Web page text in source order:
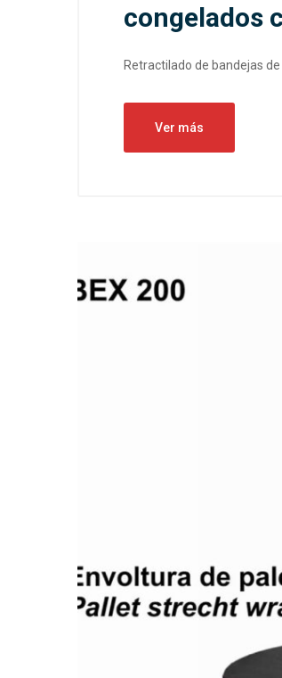
congelados
Retractilado de bandejas
Ver más